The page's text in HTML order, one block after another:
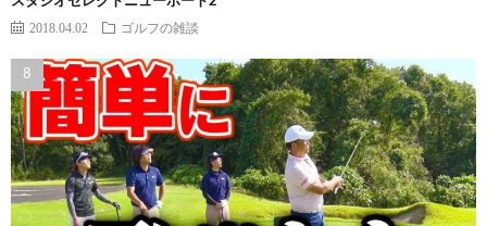
2018.04.02 ゴルフの雑談